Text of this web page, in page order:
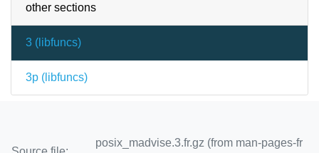
other sections
3 ( libfuncs)
3p ( libfuncs)
posix_madvise.3.fr.gz (from man-pages-fr